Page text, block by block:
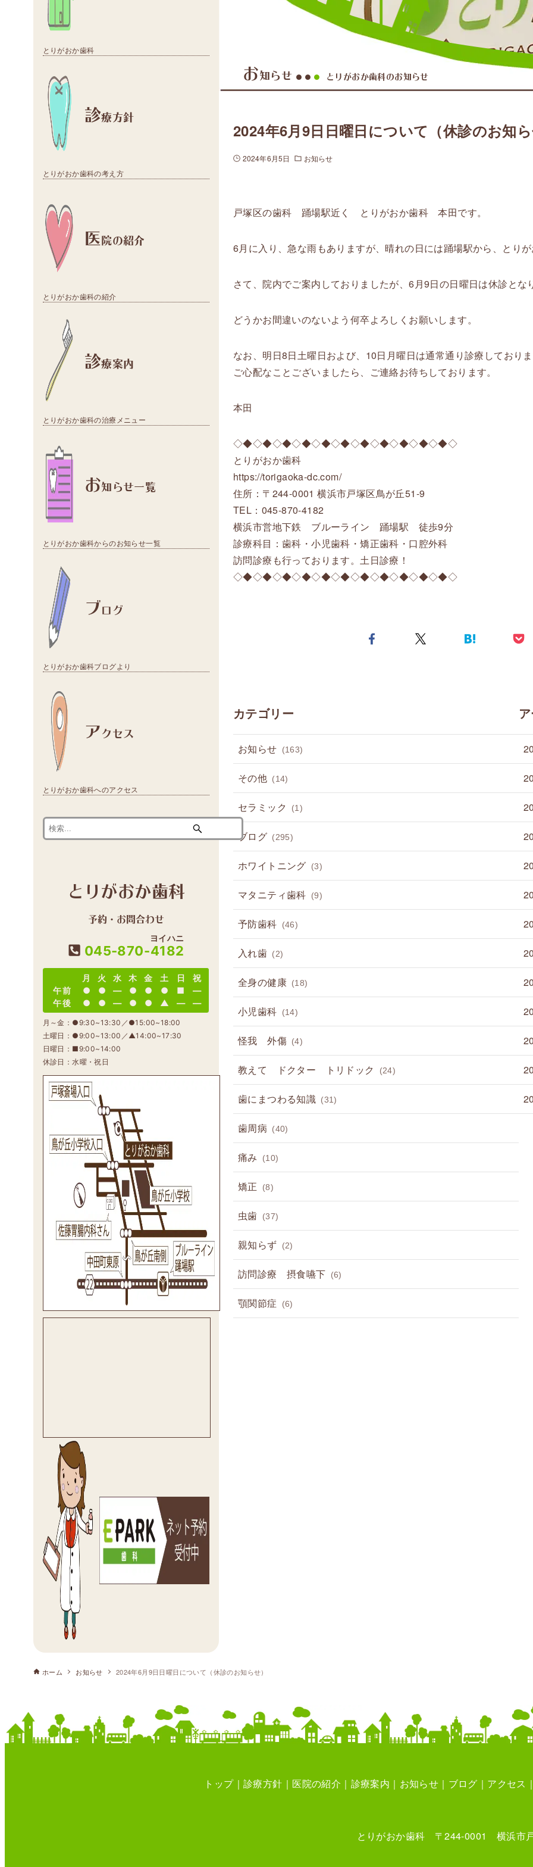
お知らせ ●● ● とりがおか歯科のお知らせ
2024年6月9日日曜日について（休診のお知ら
2024年6月5日 お知らせ
戸塚区の歯科 踊場駅近く とりがおか歯科 本田です。
6月に入り、急な雨もありますが、晴れの日には踊場駅から、とり
さて、院内でご案内しておりましたが、6月9日の日曜日は休診とな
どうかお間違いのないよう何卒よろしくお願いします。
なお、明日8日土曜日および、10日月曜日は通常通り診療しておりま
ご心配なことございましたら、ご連絡お待ちしております。
本田
◇◆◇◆◇◆◇◆◇◆◇◆◇◆◇◆◇◆◇◆◇◆◇
とりがおか歯科
https://torigaoka-dc.com/
住所：〒244-0001 横浜市戸塚区鳥が丘51-9
TEL：045-870-4182
横浜市営地下鉄 ブルーライン 踊場駅 徒歩9分
診療科目：歯科・小児歯科・矯正歯科・口腔外科
訪問診療も行っております。土日診療！
◇◆◇◆◇◆◇◆◇◆◇◆◇◆◇◆◇◆◇◆◇◆◇
カテゴリー
お知らせ (163)
その他 (14)
セラミック (1)
ブログ (295)
ホワイトニング (3)
マタニティ歯科 (9)
予防歯科 (46)
入れ歯 (2)
全身の健康 (18)
小児歯科 (14)
怪我 外傷 (4)
教えて ドクター トリドック (24)
歯にまつわる知識 (31)
歯周病 (40)
痛み (10)
矯正 (8)
虫歯 (37)
親知らず (2)
訪問診療 摂食嚥下 (6)
顎関節症 (6)
とりがおか歯科
診療方針
とりがおか歯科の考え方
医院の紹介
とりがおか歯科の紹介
診療案内
とりがおか歯科の治療メニュー
お知らせ一覧
とりがおか歯科からのお知らせ一覧
ブログ
とりがおか歯科ブログより
アクセス
とりがおか歯科へのアクセス
とりがおか歯科
予約・お問合わせ
045-870-4182
ヨイハニ
月 火 水 木 金 土 日
祝
午前
● ● ― ● ● ● ■
―
午後
● ● ― ● ● ▲ ― ―
月～金：●9:30~13:30／●15:00~18:00
土曜日：●9:00~13:00／▲14:00~17:30
日曜日：■9:00~14:00
休診日：水曜・祝日
ホーム お知らせ 2024年6月9日日曜日について（休診のお知らせ）
トップ 診療方針 医院の紹介 診療案内 お知らせ ブログ アクセス
とりがおか歯科 〒244-0001 横浜市